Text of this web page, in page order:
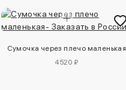
Сумочка через плечо маленькая
4520 ₽